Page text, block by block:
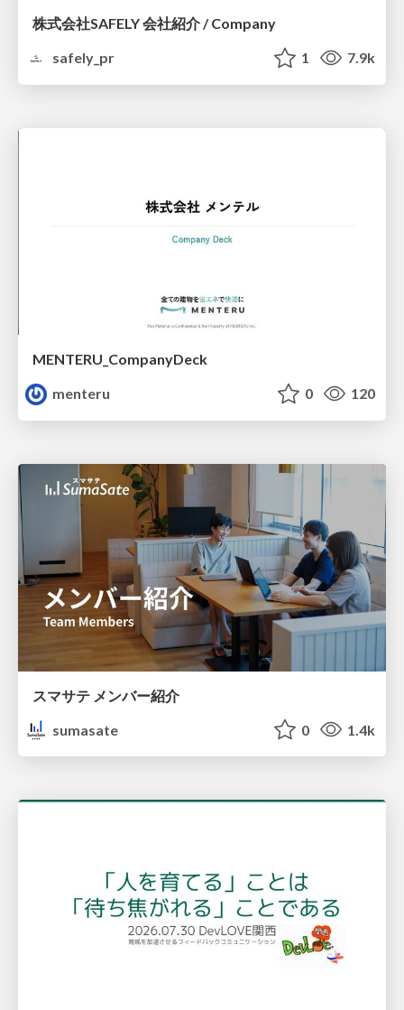
株式会社SAFELY 会社紹介 / Company
safely_pr
1 7.9k
MENTERU_CompanyDeck
menteru
0 120
スマサテ メンバー紹介
sumasate
0 1.4k